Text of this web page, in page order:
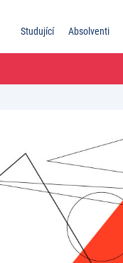
Studující Absolventi